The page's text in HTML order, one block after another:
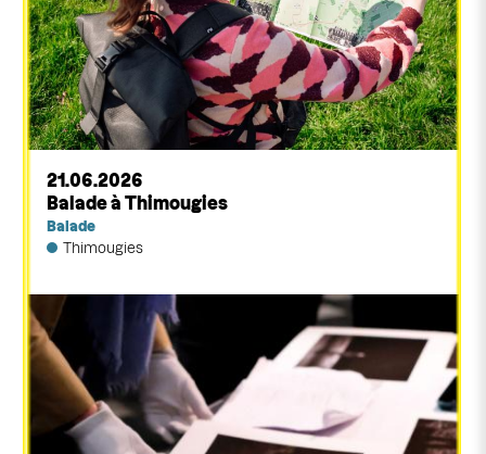
21.06.2026
Balade à Thimougies
Balade
Thimougies